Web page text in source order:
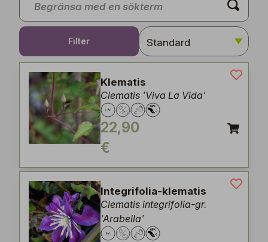
Filter
Klematis
Clematis 'Viva La Vida'
22,90
€
Integrifolia-klematis
Clematis integrifolia-gr.
'Arabella'